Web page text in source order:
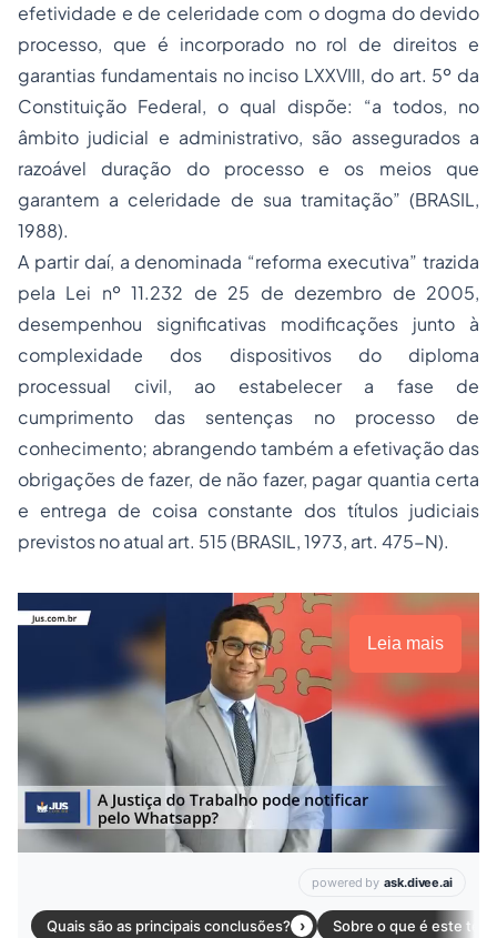
efetividade e de celeridade com o dogma do devido
processo, que é incorporado no rol de direitos e
garantias fundamentais no inciso LXXVIII, do art. 5º da
Constituição Federal, o qual dispõe: “a todos, no
âmbito judicial e administrativo, são assegurados a
razoável duração do processo e os meios que
garantem a celeridade de sua tramitação” (BRASIL,
1988).
A partir daí, a denominada “reforma executiva” trazida
pela Lei nº 11.232 de 25 de dezembro de 2005,
desempenhou significativas modificações junto à
complexidade dos dispositivos do diploma
processual civil, ao estabelecer a fase de
cumprimento das sentenças no processo de
conhecimento; abrangendo também a efetivação das
obrigações de fazer, de não fazer, pagar quantia certa
e entrega de coisa constante dos títulos judiciais
previstos no atual art. 515 (BRASIL, 1973, art. 475-N).
Leia mais